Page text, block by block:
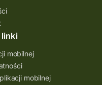
linki
mobilnej
mobilnej